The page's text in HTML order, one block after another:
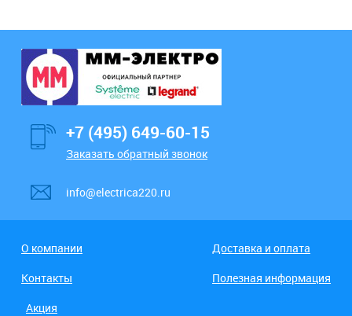
+7 (495) 649-60-15
Заказать обратный звонок
info@electrica220.ru
О компании
Доставка и оплата
Контакты
Полезная информация
Акция